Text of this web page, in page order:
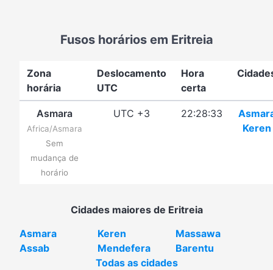
Fusos horários em Eritreia
Zona
horária
Deslocamento
UTC
Hora
certa
Asmara
Africa/Asmara
Sem
mudança de
horário
UTC +3 22:28:33
Keren
Cidades maiores de Eritreia
Asmara
Keren
Massawa
Assab
Mendefera
Barentu
Todas as cidades